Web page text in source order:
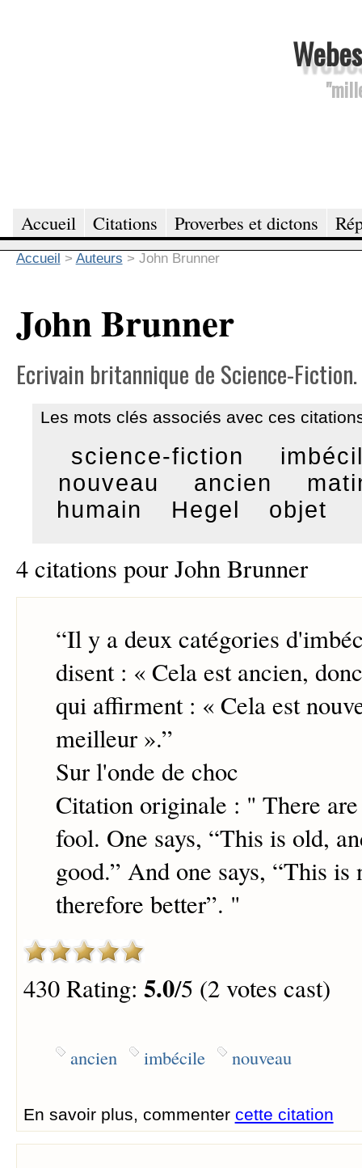
Accueil Citations Proverbes et dictons
Accueil > Auteurs > John Brunner
John Brunner
Ecrivain britannique de Science-Fiction.
Les mots clés associés avec ces
science-fiction
nouveau
ancien
humain
Hegel objet
4 citations pour John Brunner
“Il y a deux catégories
disent : « Cela est ancien,
qui affirment : « Cela est
meilleur ».”
Sur l'onde de choc
Citation originale : " There
fool. One says, “This is old,
good.” And one says, “This is
therefore better”. "
430 Rating: 5.0/5 (2 votes cast)
ancien imbécile nouveau
En savoir plus, commenter cette citation